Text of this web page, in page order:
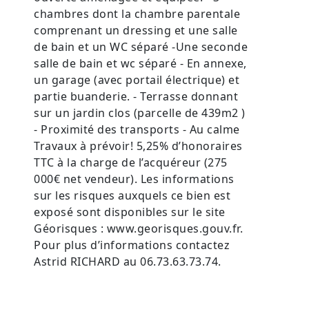
chambres dont la chambre parentale
comprenant un dressing et une salle
de bain et un WC séparé -Une seconde
salle de bain et wc séparé - En annexe,
un garage (avec portail électrique) et
partie buanderie. - Terrasse donnant
sur un jardin clos (parcelle de 439m2 )
- Proximité des transports - Au calme
Travaux à prévoir! 5,25% d’honoraires
TTC à la charge de l’acquéreur (275
000€ net vendeur). Les informations
sur les risques auxquels ce bien est
exposé sont disponibles sur le site
Géorisques : www.georisques.gouv.fr.
Pour plus d’informations contactez
Astrid RICHARD au 06.73.63.73.74.